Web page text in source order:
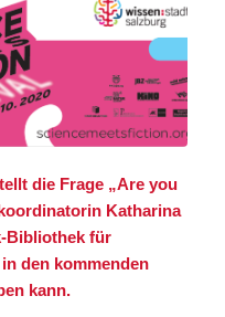
die Frage „Are you
Katharina
Bibliothek für
den kommenden
kann.